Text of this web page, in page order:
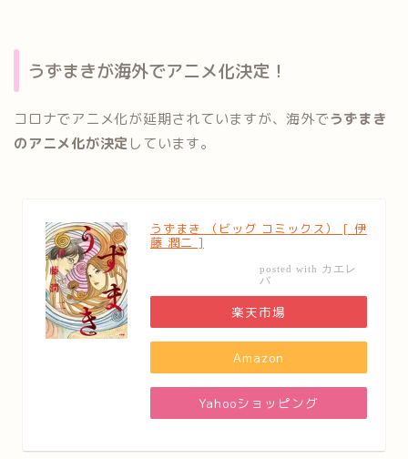
うずまきが海外でアニメ化決定！
コロナでアニメ化が延期されていますが、海外でうずまき
のアニメ化が決定 しています。
うずまき （ビッグ コミックス） [ 伊
藤 潤二 ]
posted with カエレ
バ
楽天市場
Amazon
Yahooショッピング